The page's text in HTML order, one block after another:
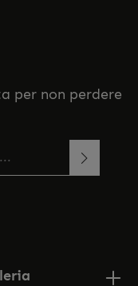
per non perdere